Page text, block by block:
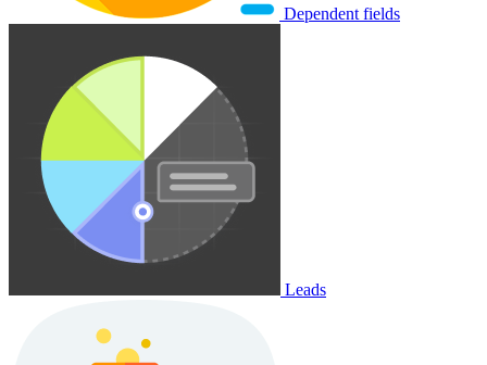
Dependent fields
Leads